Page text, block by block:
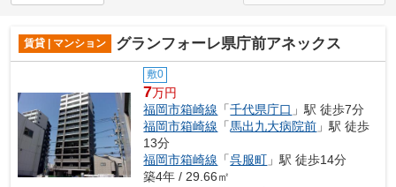
賃貸 | マンション グランフォーレ県庁前アネックス
敷0
7万円
福岡市箱崎線 「千代県庁口 」駅 徒歩7分
福岡市箱崎線 「馬出九大病院前 」駅 徒歩
13分
福岡市箱崎線 「呉服町 」駅 徒歩14分
築4年 / 29.66㎡